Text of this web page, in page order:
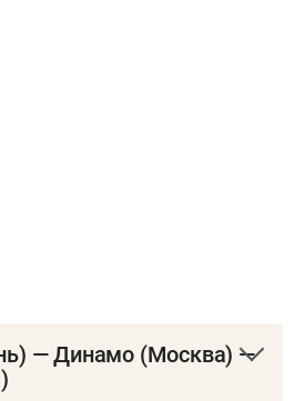
— Динамо (Москва) —